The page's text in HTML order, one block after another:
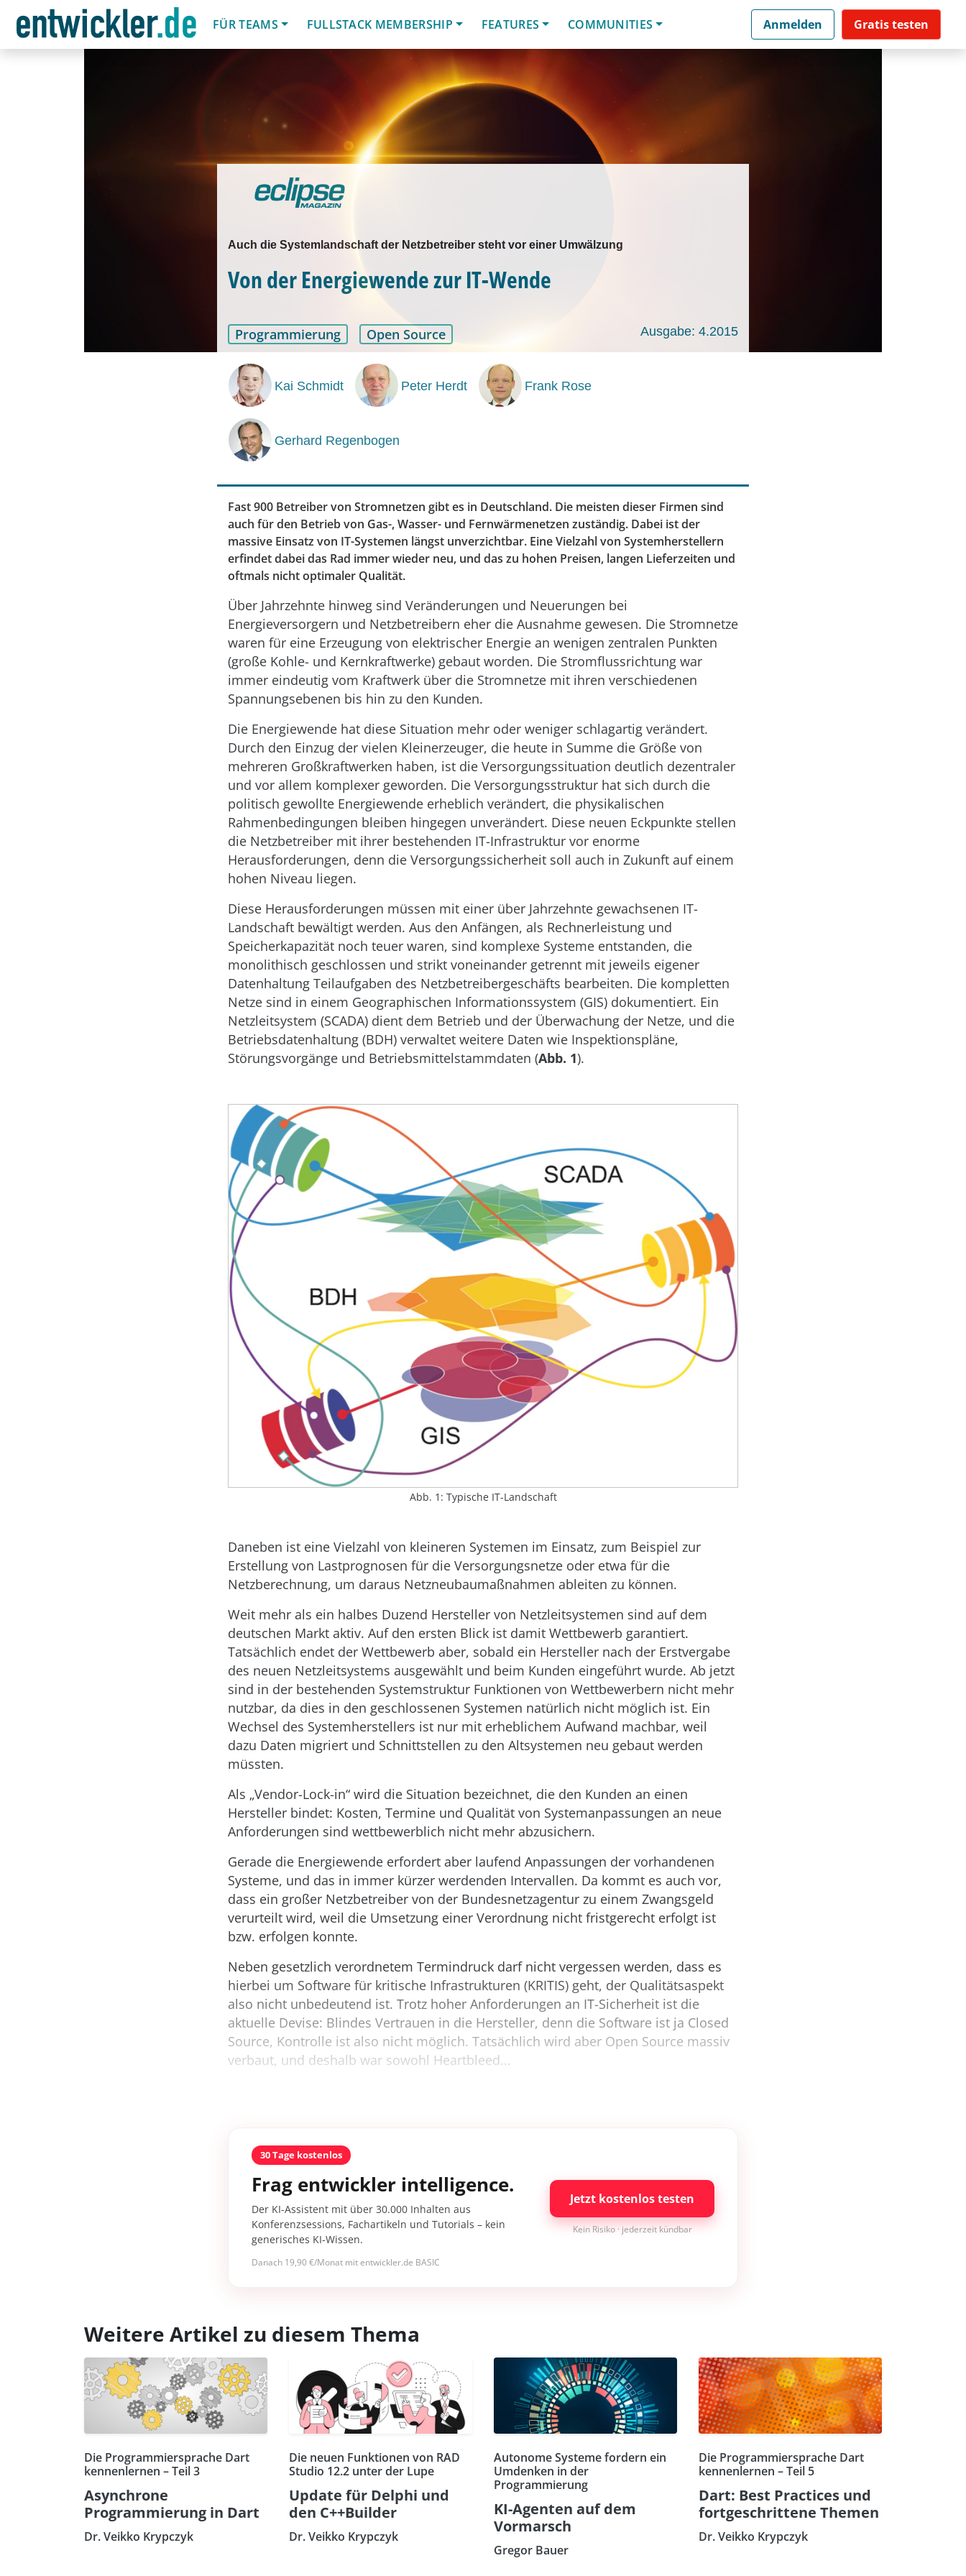
FÜR TEAMS
FULLSTACK MEMBERSHIP FEATURES COMMUNITIES Anmelden Gratis testen
Auch die Systemlandschaft der Netzbetreiber steht vor einer Umwälzung
Von der Energiewende zur IT-Wende
Programmierung Open Source Ausgabe: 4.2015
Kai Schmidt Peter Herdt Frank Rose
Gerhard Regenbogen
Fast 900 Betreiber von Stromnetzen gibt es in Deutschland. Die meisten dieser Firmen sind
auch für den Betrieb von Gas-, Wasser- und Fernwärmenetzen zuständig. Dabei ist der
massive Einsatz von IT-Systemen längst unverzichtbar. Eine Vielzahl von Systemherstellern
erfindet dabei das Rad immer wieder neu, und das zu hohen Preisen, langen Lieferzeiten und
oftmals nicht optimaler Qualität.
Über Jahrzehnte hinweg sind Veränderungen und Neuerungen bei
Energieversorgern und Netzbetreibern eher die Ausnahme gewesen. Die Stromnetze
waren für eine Erzeugung von elektrischer Energie an wenigen zentralen Punkten
(große Kohle- und Kernkraftwerke) gebaut worden. Die Stromflussrichtung war
immer eindeutig vom Kraftwerk über die Stromnetze mit ihren verschiedenen
Spannungsebenen bis hin zu den Kunden.
Die Energiewende hat diese Situation mehr oder weniger schlagartig verändert.
Durch den Einzug der vielen Kleinerzeuger, die heute in Summe die Größe von
mehreren Großkraftwerken haben, ist die Versorgungssituation deutlich dezentraler
und vor allem komplexer geworden. Die Versorgungsstruktur hat sich durch die
politisch gewollte Energiewende erheblich verändert, die physikalischen
Rahmenbedingungen bleiben hingegen unverändert. Diese neuen Eckpunkte stellen
die Netzbetreiber mit ihrer bestehenden IT-Infrastruktur vor enorme
Herausforderungen, denn die Versorgungssicherheit soll auch in Zukunft auf einem
hohen Niveau liegen.
Diese Herausforderungen müssen mit einer über Jahrzehnte gewachsenen IT-
Landschaft bewältigt werden. Aus den Anfängen, als Rechnerleistung und
Speicherkapazität noch teuer waren, sind komplexe Systeme entstanden, die
monolithisch geschlossen und strikt voneinander getrennt mit jeweils eigener
Datenhaltung Teilaufgaben des Netzbetreibergeschäfts bearbeiten. Die kompletten
Netze sind in einem Geographischen Informationssystem (GIS) dokumentiert. Ein
Netzleitsystem (SCADA) dient dem Betrieb und der Überwachung der Netze, und die
Betriebsdatenhaltung (BDH) verwaltet weitere Daten wie Inspektionspläne,
Störungsvorgänge und Betriebsmittelstammdaten (Abb. 1).
Abb. 1: Typische IT-Landschaft
Daneben ist eine Vielzahl von kleineren Systemen im Einsatz, zum Beispiel zur
Erstellung von Lastprognosen für die Versorgungsnetze oder etwa für die
Netzberechnung, um daraus Netzneubaumaßnahmen ableiten zu können.
Weit mehr als ein halbes Duzend Hersteller von Netzleitsystemen sind auf dem
deutschen Markt aktiv. Auf den ersten Blick ist damit Wettbewerb garantiert.
Tatsächlich endet der Wettbewerb aber, sobald ein Hersteller nach der Erstvergabe
des neuen Netzleitsystems ausgewählt und beim Kunden eingeführt wurde. Ab jetzt
sind in der bestehenden Systemstruktur Funktionen von Wettbewerbern nicht mehr
nutzbar, da dies in den geschlossenen Systemen natürlich nicht möglich ist. Ein
Wechsel des Systemherstellers ist nur mit erheblichem Aufwand machbar, weil
dazu Daten migriert und Schnittstellen zu den Altsystemen neu gebaut werden
müssten.
Als „Vendor-Lock-in“ wird die Situation bezeichnet, die den Kunden an einen
Hersteller bindet: Kosten, Termine und Qualität von Systemanpassungen an neue
Anforderungen sind wettbewerblich nicht mehr abzusichern.
Gerade die Energiewende erfordert aber laufend Anpassungen der vorhandenen
Systeme, und das in immer kürzer werdenden Intervallen. Da kommt es auch vor,
dass ein großer Netzbetreiber von der Bundesnetzagentur zu einem Zwangsgeld
verurteilt wird, weil die Umsetzung einer Verordnung nicht fristgerecht erfolgt ist
bzw. erfolgen konnte.
Neben gesetzlich verordnetem Termindruck darf nicht vergessen werden, dass es
hierbei um Software für kritische Infrastrukturen (KRITIS) geht, der Qualitätsaspekt
also nicht unbedeutend ist. Trotz hoher Anforderungen an IT-Sicherheit ist die
aktuelle Devise: Blindes Vertrauen in die Hersteller, denn die Software ist ja Closed
Source, Kontrolle ist also nicht möglich. Tatsächlich wird aber Open Source massiv
verbaut, und deshalb war sowohl Heartbleed...
30 Tage kostenlos
Frag entwickler intelligence.
Der KI-Assistent mit über 30.000 Inhalten aus
Konferenzsessions, Fachartikeln und Tutorials – kein
generisches KI-Wissen.
Danach 19,90 €/Monat mit entwickler.de BASIC
Jetzt kostenlos testen
Kein Risiko · jederzeit kündbar
Weitere Artikel zu diesem Thema
Die Programmiersprache Dart
kennenlernen – Teil 3
Asynchrone
Programmierung in Dart
Dr. Veikko Krypczyk
Die neuen Funktionen von RAD
Studio 12.2 unter der Lupe
Update für Delphi und
den C++Builder
Dr. Veikko Krypczyk
Autonome Systeme fordern ein
Umdenken in der
Programmierung
KI-Agenten auf dem
Vormarsch
Gregor Bauer
Die Programmiersprache Dart
kennenlernen – Teil 5
Dart: Best Practices und
fortgeschrittene Themen
Dr. Veikko Krypczyk